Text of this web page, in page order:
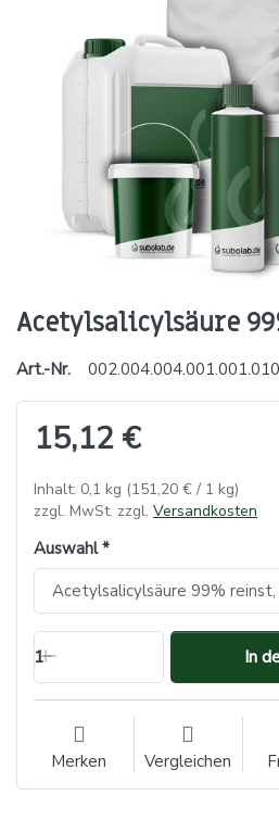
Acetylsalicylsäure
Art.-Nr.
15,12 €
Inhalt: 0,1 kg (151,20 € / 1 kg)
zzgl. MwSt. zzgl. Versandkosten
Auswahl
1 In
Merken Vergleichen